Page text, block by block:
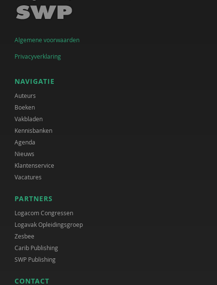
Algemene voorwaarden
Privacyverklaring
NAVIGATIE
Auteurs
Boeken
Vakbladen
Kennisbanken
Agenda
Nieuws
Klantenservice
Vacatures
PARTNERS
Logacom Congressen
Logavak Opleidingsgroep
Zesbee
Carib Publishing
SWP Publishing
CONTACT